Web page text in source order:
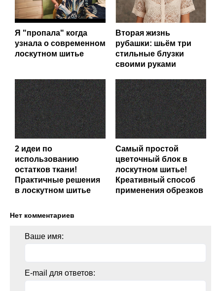
Я "пропала" когда
узнала о современном
лоскутном шитье
Вторая жизнь
рубашки: шьём три
стильные блузки
своими руками
2 идеи по
использованию
остатков ткани!
Практичные решения
в лоскутном шитье
Самый простой
цветочный блок в
лоскутном шитье!
Креативный способ
применения обрезков
Нет комментариев
Ваше имя:
E-mail для ответов: